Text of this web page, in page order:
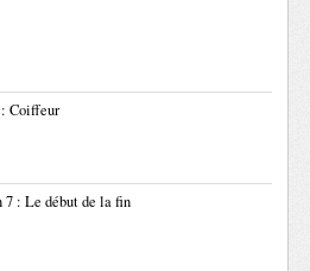
Coiffeur
7 : Le début de la fin